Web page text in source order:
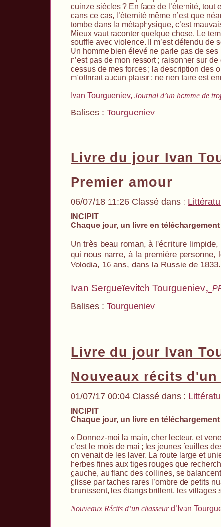
quinze siècles? En face de l’éternité, tout
dans ce cas, l’éternité même n’est que
tombe dans la métaphysique, c’est
Mieux vaut raconter quelque chose. Le
souffle avec violence. Il m’est défendu de
Un homme bien élevé ne parle pas de ses
n’est pas de mon ressort ; raisonner sur de
dessus de mes forces ; la description des
m’offrirait aucun plaisir ; ne rien faire est
Ivan Tourgueniev, Journal d’un homme de
Balises : Tourgueniev
Livre du jour Ivan
Premier amour
06/07/18 11:26 Classé dans :
INCIPIT
Chaque jour, un livre en
Un très beau roman, à l'écriture
qui nous narre, à la première personne,
Volodia, 16 ans, dans la Russie de 1833.
Ivan Sergueïevitch Tourgueniev,
Balises : Tourgueniev
Livre du jour Ivan
Nouveaux récits d'un
01/07/17 00:04 Classé dans :
INCIPIT
Chaque jour, un livre en
« Donnez-moi la main, cher lecteur, et
c’est le mois de mai ; les jeunes feuilles
on venait de les laver. La route large et
herbes fines aux tiges rouges que
gauche, au flanc des collines, se
glisse par taches rares l’ombre de petits
brunissent, les étangs brillent, les villages
Nouveaux Récits d’un chasseurd’Ivan